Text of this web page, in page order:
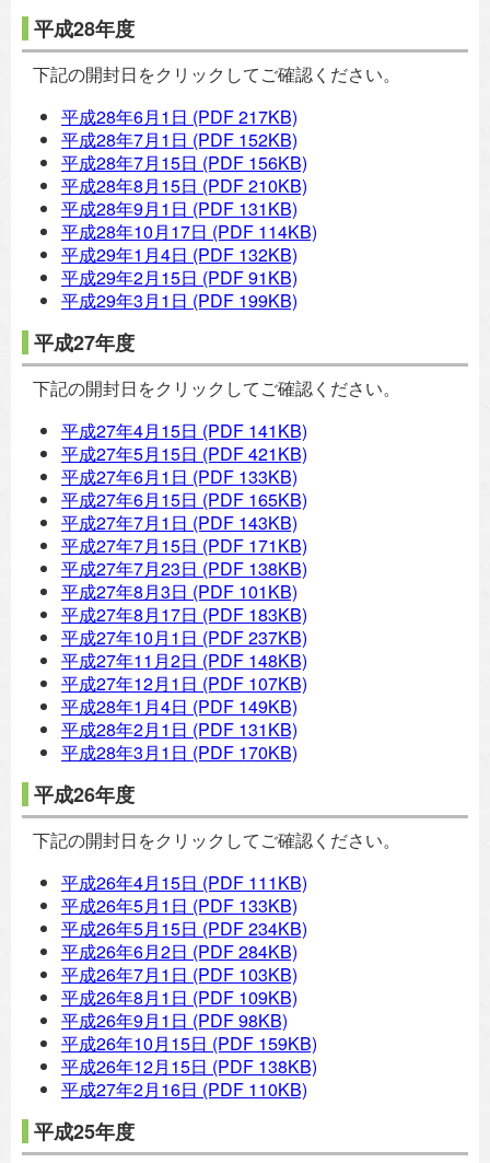
平成28年度
下記の開封日をクリックしてご確認ください。
平成28年6月1日 (PDF 217KB)
平成28年7月1日 (PDF 152KB)
平成28年7月15日 (PDF 156KB)
平成28年8月15日 (PDF 210KB)
平成28年9月1日 (PDF 131KB)
平成28年10月17日 (PDF 114KB)
平成29年1月4日 (PDF 132KB)
平成29年2月15日 (PDF 91KB)
平成29年3月1日 (PDF 199KB)
平成27年度
下記の開封日をクリックしてご確認ください。
平成27年4月15日 (PDF 141KB)
平成27年5月15日 (PDF 421KB)
平成27年6月1日 (PDF 133KB)
平成27年6月15日 (PDF 165KB)
平成27年7月1日 (PDF 143KB)
平成27年7月15日 (PDF 171KB)
平成27年7月23日 (PDF 138KB)
平成27年8月3日 (PDF 101KB)
平成27年8月17日 (PDF 183KB)
平成27年10月1日 (PDF 237KB)
平成27年11月2日 (PDF 148KB)
平成27年12月1日 (PDF 107KB)
平成28年1月4日 (PDF 149KB)
平成28年2月1日 (PDF 131KB)
平成28年3月1日 (PDF 170KB)
平成26年度
下記の開封日をクリックしてご確認ください。
平成26年4月15日 (PDF 111KB)
平成26年5月1日 (PDF 133KB)
平成26年5月15日 (PDF 234KB)
平成26年6月2日 (PDF 284KB)
平成26年7月1日 (PDF 103KB)
平成26年8月1日 (PDF 109KB)
平成26年9月1日 (PDF 98KB)
平成26年10月15日 (PDF 159KB)
平成26年12月15日 (PDF 138KB)
平成27年2月16日 (PDF 110KB)
平成25年度